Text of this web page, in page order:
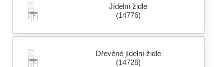
Jídelní židle
(14776)
Dřevěné jídelní židle
(14726)